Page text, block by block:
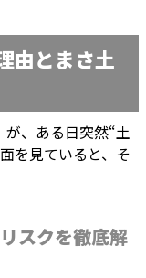
由とまさ土
が、ある日突然“土
を見ていると、そ
スクを徹底解